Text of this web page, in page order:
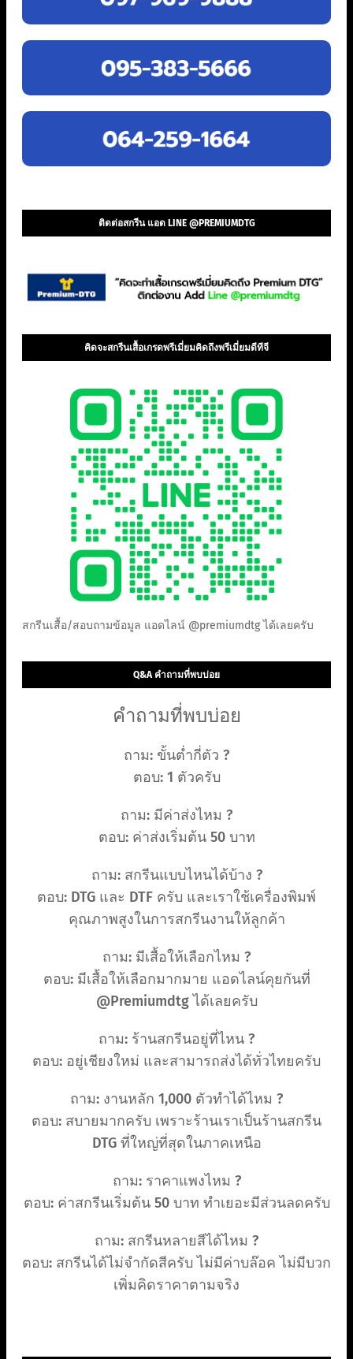
ติดต่อสกรีน แอด LINE @PREMIUMDTG
คิดจะสกรีนเสื้อเกรดพรีเมี่ยมคิดถึงพรีเมี่ยมดีทีจี
สกรีนเสื้อ/สอบถามข้อมูล แอดไลน์ @premiumdtg ได้เลยครับ
Q&A คำถามที่พบบ่อย
คำถามที่พบบ่อย
ถาม: ขั้นต่ำกี่ตัว ?
ตอบ: 1 ตัวครับ
ถาม: มีค่าส่งไหม ?
ตอบ: ค่าส่งเริ่มต้น 50 บาท
ถาม: สกรีนแบบไหนได้บ้าง ?
ตอบ: DTG และ DTF ครับ และเราใช้เครื่องพิมพ์
คุณภาพสูงในการสกรีนงานให้ลูกค้า
ถาม: มีเสื้อให้เลือกไหม ?
ตอบ: มีเสื้อให้เลือกมากมาย แอดไลน์คุยกันที่
@Premiumdtg ได้เลยครับ
ถาม: ร้านสกรีนอยู่ที่ไหน ?
ตอบ: อยู่เชียงใหม่ และสามารถส่งได้ทั่วไทยครับ
ถาม: งานหลัก 1,000 ตัวทำได้ไหม ?
ตอบ: สบายมากครับ เพราะร้านเราเป็นร้านสกรีน
DTG ที่ใหญ่ที่สุดในภาคเหนือ
ถาม: ราคาแพงไหม ?
ตอบ: ค่าสกรีนเริ่มต้น 50 บาท ทำเยอะมีส่วนลดครับ
ถาม: สกรีนหลายสีได้ไหม ?
ตอบ: สกรีนได้ไม่จำกัดสีครับ ไม่มีค่าบล๊อค ไม่มีบวก
เพิ่มคิดราคาตามจริง